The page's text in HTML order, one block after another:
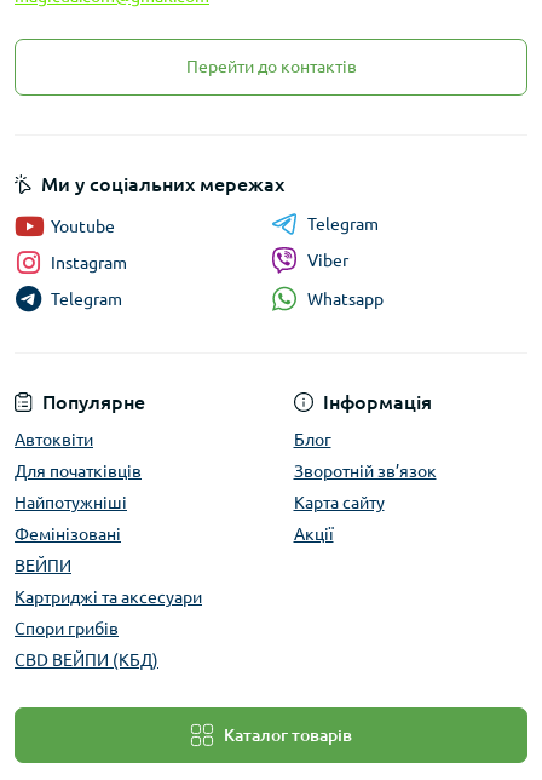
Перейти до контактів
Популярне
Автоквіти
Для початківців
Найпотужніші
Фемінізовані
ВЕЙПИ
Картриджі та аксесуари
Спори грибів
CBD ВЕЙПИ (КБД)
Інформація
Блог
Зворотній зв’язок
Карта сайту
Акції
Каталог товарів
Ми у соціальних мережах
Youtube
Instagram
Telegram
Telegram
Viber
Whatsapp